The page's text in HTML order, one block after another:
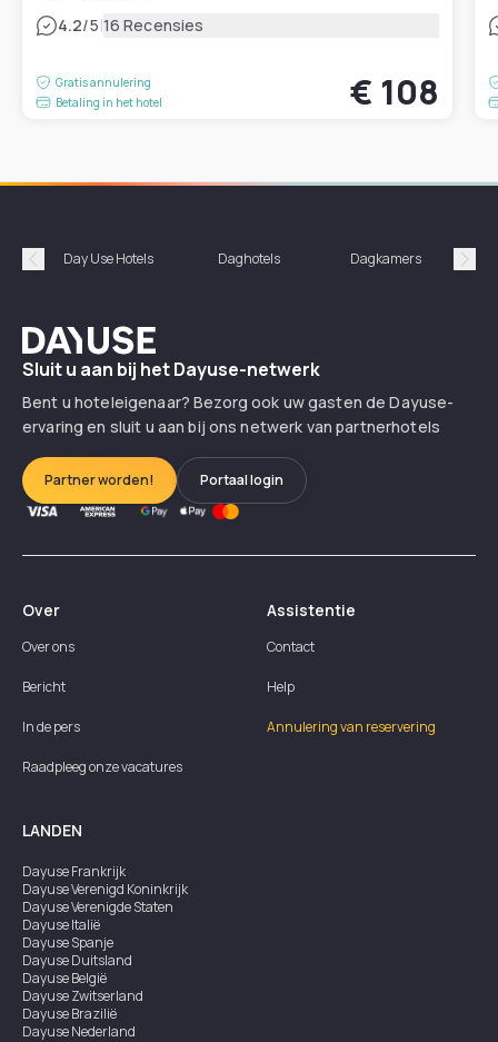
4.2/5|16 Recensies
Gratis annulering
Betaling in het hotel
€ 108
Précédent
Day Use Hotels Daghotels Dagkamers
Dayuse
Sluit u aan bij het Dayuse-netwerk
Bent u hoteleigenaar? Bezorg ook uw gasten de Dayuse-
ervaring en sluit u aan bij ons netwerk van partnerhotels
Partner worden! Portaal login
Over
Over ons
Bericht
In de pers
Raadpleeg onze vacatures
Assistentie
Contact
Help
Annulering van reservering
LANDEN
DayuseFrankrijk
DayuseVerenigd Koninkrijk
DayuseVerenigde Staten
DayuseItalië
DayuseSpanje
DayuseDuitsland
DayuseBelgië
DayuseZwitserland
DayuseBrazilië
DayuseNederland